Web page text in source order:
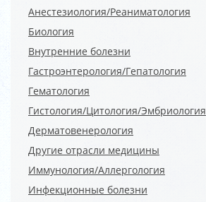
Анестезиология/Реаниматология
Биология
Внутренние болезни
Гастроэнтерология/Гепатология
Гематология
Гистология/Цитология/Эмбриология
Дерматовенерология
Другие отрасли медицины
Иммунология/Аллергология
Инфекционные болезни